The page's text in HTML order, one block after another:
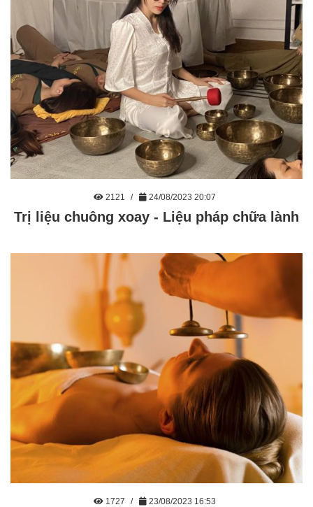
2121 24/08/2023 20:07
Trị liệu chuông xoay - Liệu pháp chữa lành
1727 23/08/2023 16:53